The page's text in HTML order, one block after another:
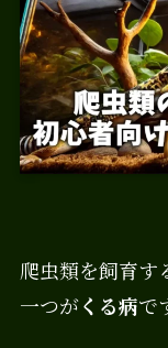
爬虫類を飼育す
一つがくる病で